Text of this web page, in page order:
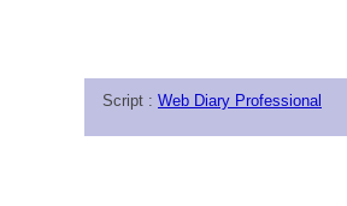
Script : Web Diary Professional